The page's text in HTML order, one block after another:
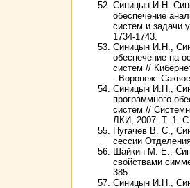
Синицын И.Н.
обеспечение
систем и задачи
1734-1743.
Синицын И.Н.,
обеспечение на
систем //
- Воронеж:
Синицын И.Н.,
программного
систем //
ЛКИ, 2007. Т. 1. С.
Пугачев В. С.,
сессии
Шайкин М. Е.,
свойствами
385.
Синицын И.Н.,